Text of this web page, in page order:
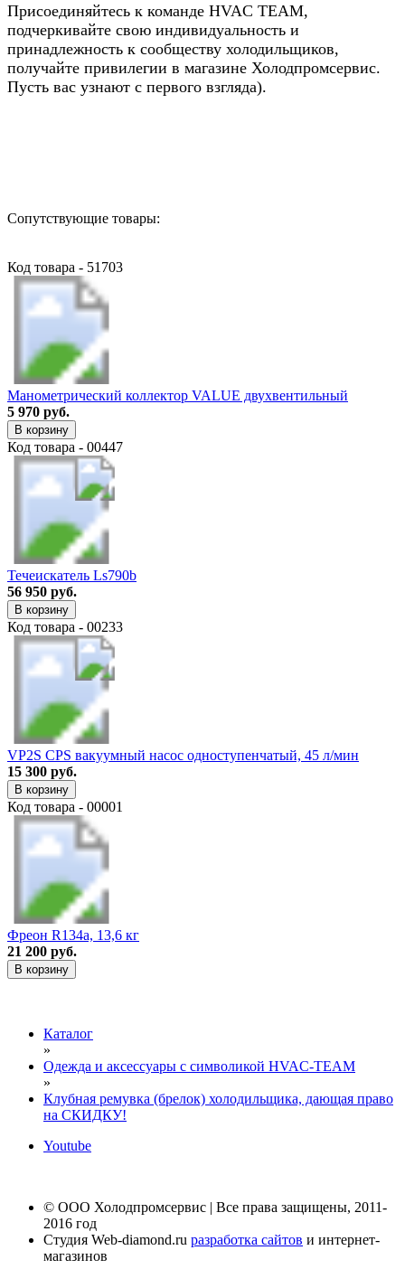
Присоединяйтесь к команде HVAC TEAM,
подчеркивайте свою индивидуальность и
принадлежность к сообществу холодильщиков,
получайте привилегии в магазине Холодпромсервис.
Пусть вас узнают с первого взгляда).
Сопутствующие товары:
Код товара - 51703
Манометрический коллектор VALUE двухвентильный
5 970 руб.
В корзину
Код товара - 00447
Течеискатель Ls790b
56 950 руб.
В корзину
Код товара - 00233
VP2S CPS вакуумный насос одноступенчатый, 45 л/мин
15 300 руб.
В корзину
Код товара - 00001
Фреон R134a, 13,6 кг
21 200 руб.
В корзину
Каталог
»
Одежда и аксессуары с символикой HVAC-TEAM
»
Клубная ремувка (брелок) холодильщика, дающая право
на СКИДКУ!
Youtube
© ООО Холодпромсервис | Все права защищены, 2011-
2016 год
Студия Web-diamond.ru разработка сайтов и интернет-
магазинов